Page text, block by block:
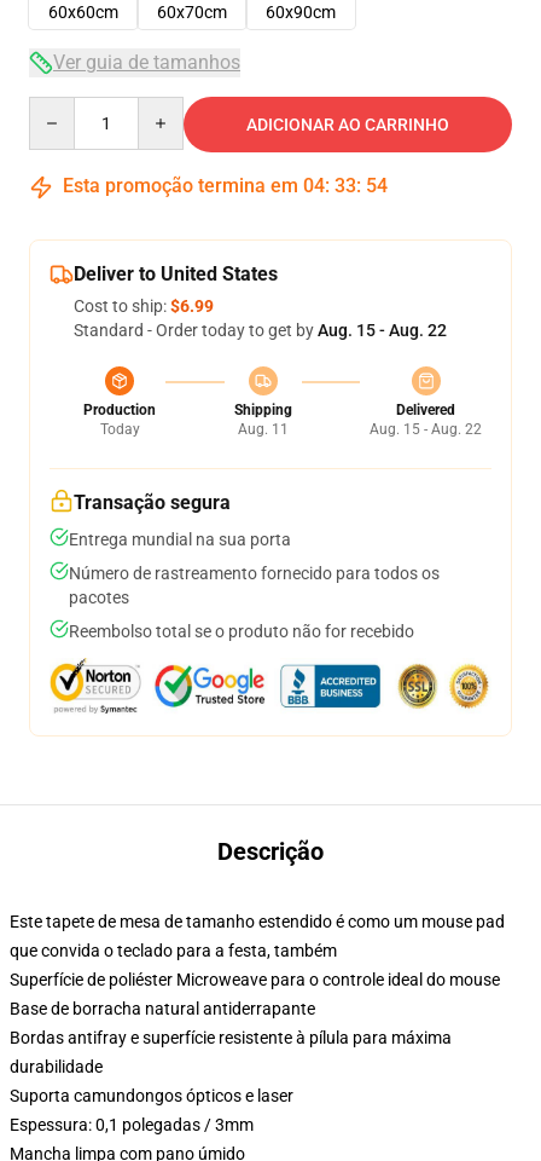
60x60cm
60x70cm 60x90cm
Ver guia de tamanhos
ADICIONAR AO CARRINHO
Esta promoção termina em 04: 33: 54
Deliver to United States
Cost to ship:$6.99
Standard - Order today to get byAug. 15 - Aug. 22
Production
Today
Shipping
Aug. 11
Delivered
Aug. 15 - Aug. 22
Transação segura
Entrega mundial na sua porta
Número de rastreamento fornecido para todos os
pacotes
Reembolso total se o produto não for recebido
Descrição
Este tapete de mesa de tamanho estendido é como um mouse pad
que convida o teclado para a festa, também
Superfície de poliéster Microweave para o controle ideal do mouse
Base de borracha natural antiderrapante
Bordas antifray e superfície resistente à pílula para máxima
durabilidade
Suporta camundongos ópticos e laser
Espessura: 0,1 polegadas / 3mm
Mancha limpa com pano úmido